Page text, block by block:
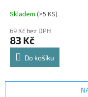
Skladem (>5 KS)
69 Kč bez DPH
83 Kč
Do košíku